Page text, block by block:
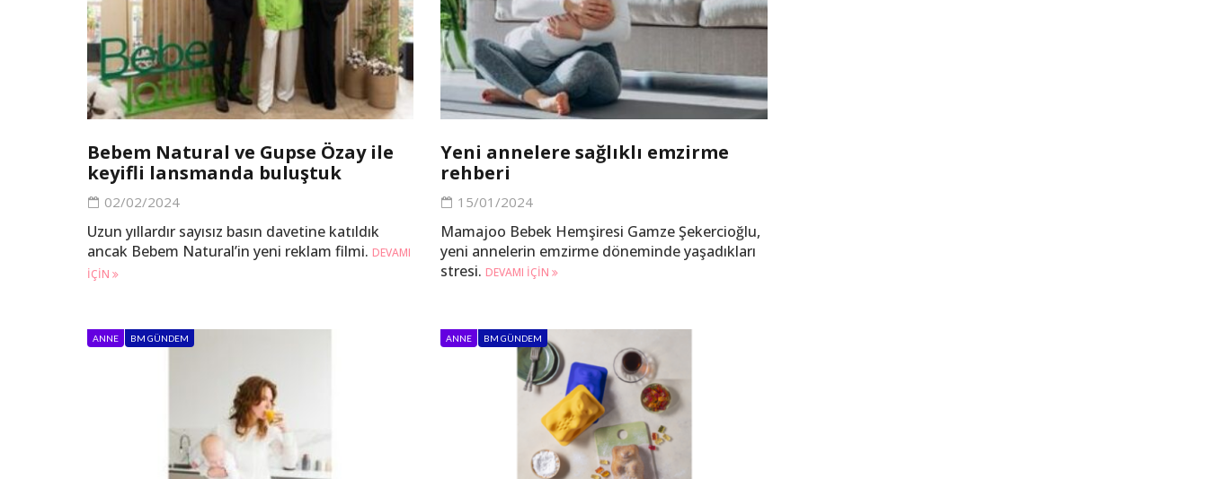
Bebem Natural ve Gupse Özay ile
keyifli lansmanda buluştuk
02/02/2024
Uzun yıllardır sayısız basın davetine katıldık
ancak Bebem Natural’in yeni reklam filmi. DEVAMI
IÇIN
Yeni annelere sağlıklı emzirme
rehberi
15/01/2024
Mamajoo Bebek Hemşiresi Gamze Şekercioğlu,
yeni annelerin emzirme döneminde yaşadıkları
stresi. DEVAMI IÇIN
ANNE BM GÜNDEM ANNE BM GÜNDEM